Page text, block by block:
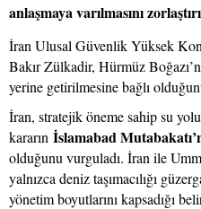
anlaşmaya varılmasını
İran Ulusal Güvenlik Yüksek
Bakır Zülkadir, Hürmüz
yerine getirilmesine bağlı
İran, stratejik öneme sahip su
kararın İslamabad
olduğunu vurguladı. İran ile
yalnızca deniz taşımacılığı
yönetim boyutlarını kapsadığı